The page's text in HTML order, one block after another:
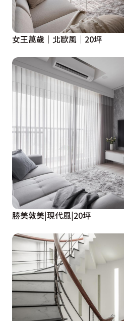
女王萬歲│北歐風│20坪
勝美敦美|現代風|20坪